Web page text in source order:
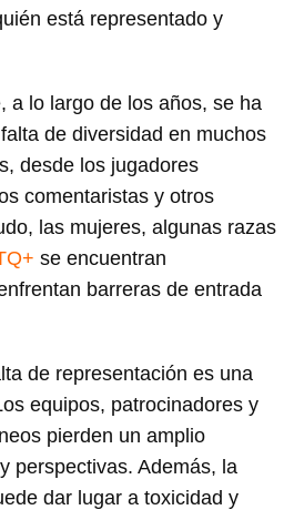
está representado y
a lo largo de los años, se ha
de diversidad en muchos
desde los jugadores
comentaristas y otros
las mujeres, algunas razas
se encuentran
barreras de entrada
de representación es una
equipos, patrocinadores y
pierden un amplio
perspectivas. Además, la
dar lugar a toxicidad y